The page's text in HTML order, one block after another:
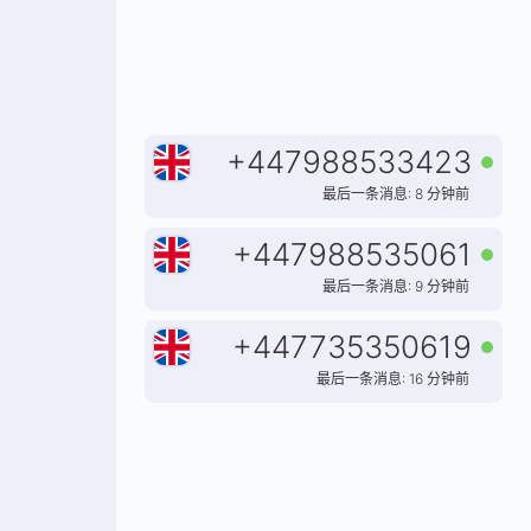
+447988533423
最后一条消息: 8 分钟前
+447988535061
最后一条消息: 9 分钟前
+447735350619
最后一条消息: 16 分钟前